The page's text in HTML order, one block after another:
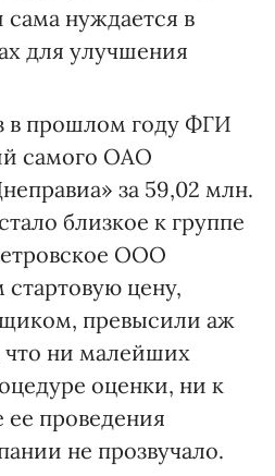
сама нуждается в
для улучшения
в прошлом году ФГИ
самого ОАО
за 59,02 млн.
близкое к группе
ООО
цену,
превысили аж
что ни малейших
оценки, ни к
ее проведения
не прозвучало.